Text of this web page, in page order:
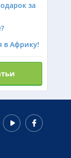
за
в Африку!